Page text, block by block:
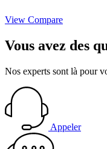
View Compare
Vous avez des
Nos experts sont là pour
Appeler